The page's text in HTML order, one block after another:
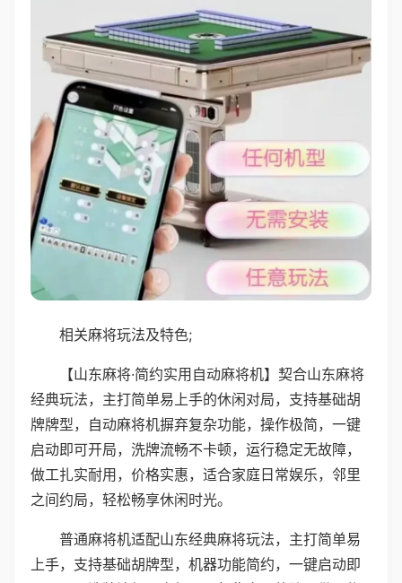
相关麻将玩法及特色;
【山东麻将·简约实用自动麻将机】契合山东麻将
经典玩法，主打简单易上手的休闲对局，支持基础胡
牌牌型，自动麻将机摒弃复杂功能，操作极简，一键
启动即可开局，洗牌流畅不卡顿，运行稳定无故障，
做工扎实耐用，价格实惠，适合家庭日常娱乐，邻里
之间约局，轻松畅享休闲时光。
普通麻将机适配山东经典麻将玩法，主打简单易
上手，支持基础胡牌型，机器功能简约，一键启动即